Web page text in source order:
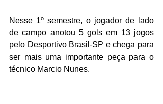
Nesse 1º semestre, o jogador de lado
de campo anotou 5 gols em 13 jogos
pelo Desportivo Brasil-SP e chega para
ser mais uma importante peça para o
técnico Marcio Nunes.